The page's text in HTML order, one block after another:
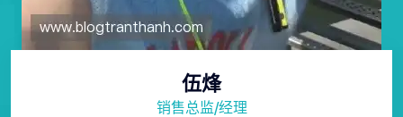
伍烽
销售总监/经理